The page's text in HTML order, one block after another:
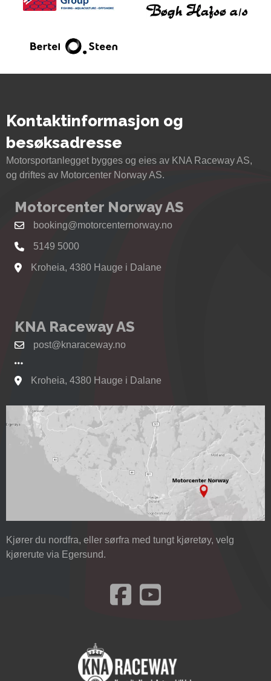
Kontaktinformasjon og
besøksadresse
Motorsportanlegget bygges og eies av KNA Raceway AS,
og driftes av Motorcenter Norway AS.
Motorcenter Norway AS
booking@motorcenternorway.no
5149 5000
Se kart til Motorcenter Norway i Sokndal
Kroheia, 4380 Hauge i Dalane
KNA Raceway AS
post@knaraceway.no
Se kart til Motorcenter Norway i Sokndal
Kroheia, 4380 Hauge i Dalane
Kjører du nordfra, eller sørfra med tungt kjøretøy, velg
kjørerute via Egersund.
Besøk oss på Facebook